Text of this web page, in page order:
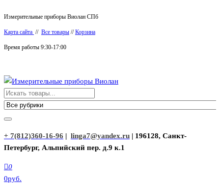
к
содержимому
Измерительные приборы Виолан СПб
Карта сайта // Все товары //Корзина
Время работы 9:30-17:00
Измерительные приборы Виолан
+ 7(812)360-16-96 | linga7@yandex.ru | 196128, Санкт-
Петербург, Альпийский пер. д.9 к.1
0
0руб.